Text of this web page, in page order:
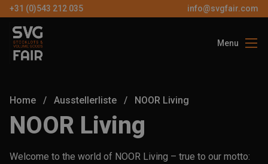
+31 (0)543 212 035 info@svgfair.com
Menu
Home / Ausstellerliste / NOOR Living
NOOR Living
Welcome to the world of NOOR Living – true to our motto: